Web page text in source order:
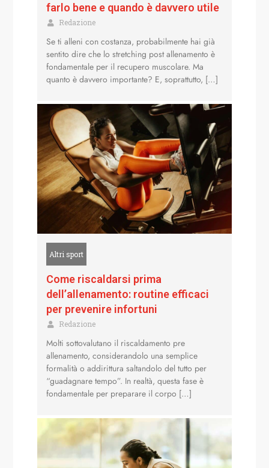
farlo bene e quando è davvero utile
Redazione
Se ti alleni con costanza, probabilmente hai già
sentito dire che lo stretching post allenamento è
fondamentale per il recupero muscolare. Ma
quanto è davvero importante? E, soprattutto, […]
Altri sport
Come riscaldarsi prima
dell’allenamento: routine efficaci
per prevenire infortuni
Redazione
Molti sottovalutano il riscaldamento pre
allenamento, considerandolo una semplice
formalità o addirittura saltandolo del tutto per
“guadagnare tempo”. In realtà, questa fase è
fondamentale per preparare il corpo […]